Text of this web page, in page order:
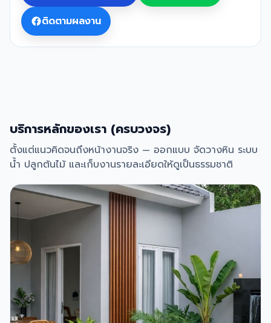
ติดตามผลงาน
บริการหลักของเรา (ครบวงจร)
ตั้งแต่แนวคิดจนถึงหน้างานจริง — ออกแบบ จัดวางหิน ระบบ
น้ำ ปลูกต้นไม้ และเก็บงานรายละเอียดให้ดูเป็นธรรมชาติ